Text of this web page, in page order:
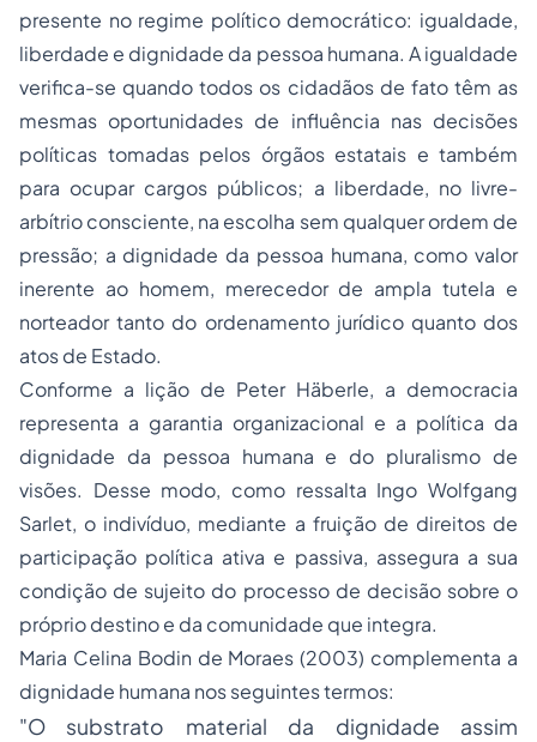
presente no regime político democrático: igualdade,
liberdade e dignidade da pessoa humana. A igualdade
verifica-se quando todos os cidadãos de fato têm as
mesmas oportunidades de influência nas decisões
políticas tomadas pelos órgãos estatais e também
para ocupar cargos públicos; a liberdade, no livre-
arbítrio consciente, na escolha sem qualquer ordem de
pressão; a dignidade da pessoa humana, como valor
inerente ao homem, merecedor de ampla tutela e
norteador tanto do ordenamento jurídico quanto dos
atos de Estado.
Conforme a lição de Peter Häberle, a democracia
representa a garantia organizacional e a política da
dignidade da pessoa humana e do pluralismo de
visões. Desse modo, como ressalta Ingo Wolfgang
Sarlet, o indivíduo, mediante a fruição de direitos de
participação política ativa e passiva, assegura a sua
condição de sujeito do processo de decisão sobre o
próprio destino e da comunidade que integra.
Maria Celina Bodin de Moraes (2003) complementa a
dignidade humana nos seguintes termos:
"O substrato material da dignidade assim